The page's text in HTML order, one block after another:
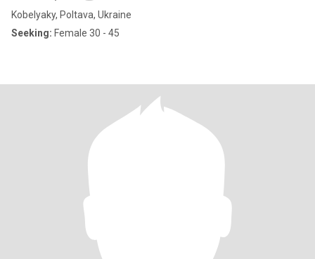
Kobelyaky, Poltava, Ukraine
Seeking: Female 30 - 45